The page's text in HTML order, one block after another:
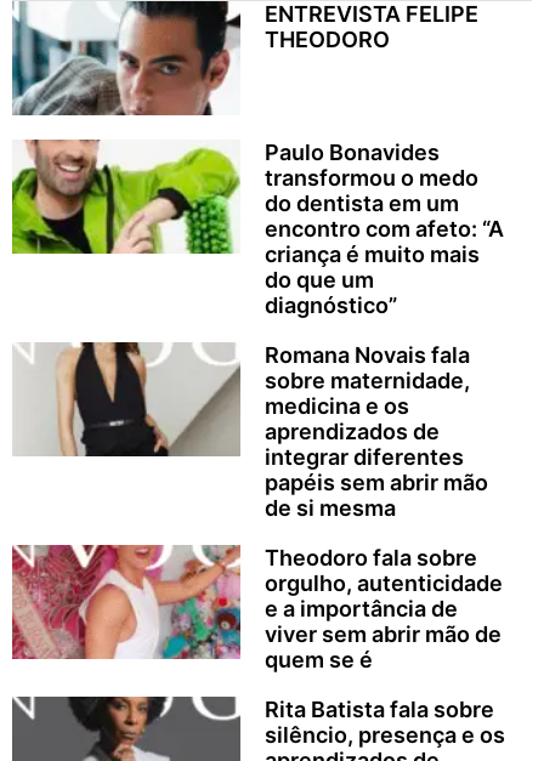
ENTREVISTA FELIPE
THEODORO
Paulo Bonavides
transformou o medo
do dentista em um
encontro com afeto: “A
criança é muito mais
do que um
diagnóstico”
Romana Novais fala
sobre maternidade,
medicina e os
aprendizados de
integrar diferentes
papéis sem abrir mão
de si mesma
Theodoro fala sobre
orgulho, autenticidade
e a importância de
viver sem abrir mão de
quem se é
Rita Batista fala sobre
silêncio, presença e os